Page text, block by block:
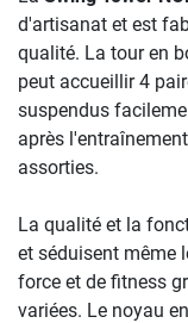
d'artisanat et est
qualité. La tour en
peut accueillir 4
suspendus
après
assorties.
La qualité et la
et séduisent même
force et de fitness
variées. Le noyau